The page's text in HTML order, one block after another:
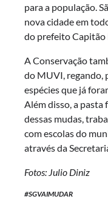
para a população.
nova cidade em
do prefeito Capitão
A Conservação
do MUVI, regando,
espécies que já
Além disso, a
dessas mudas,
com escolas do
através da
Fotos: Julio Diniz
#SGVAIMUDAR